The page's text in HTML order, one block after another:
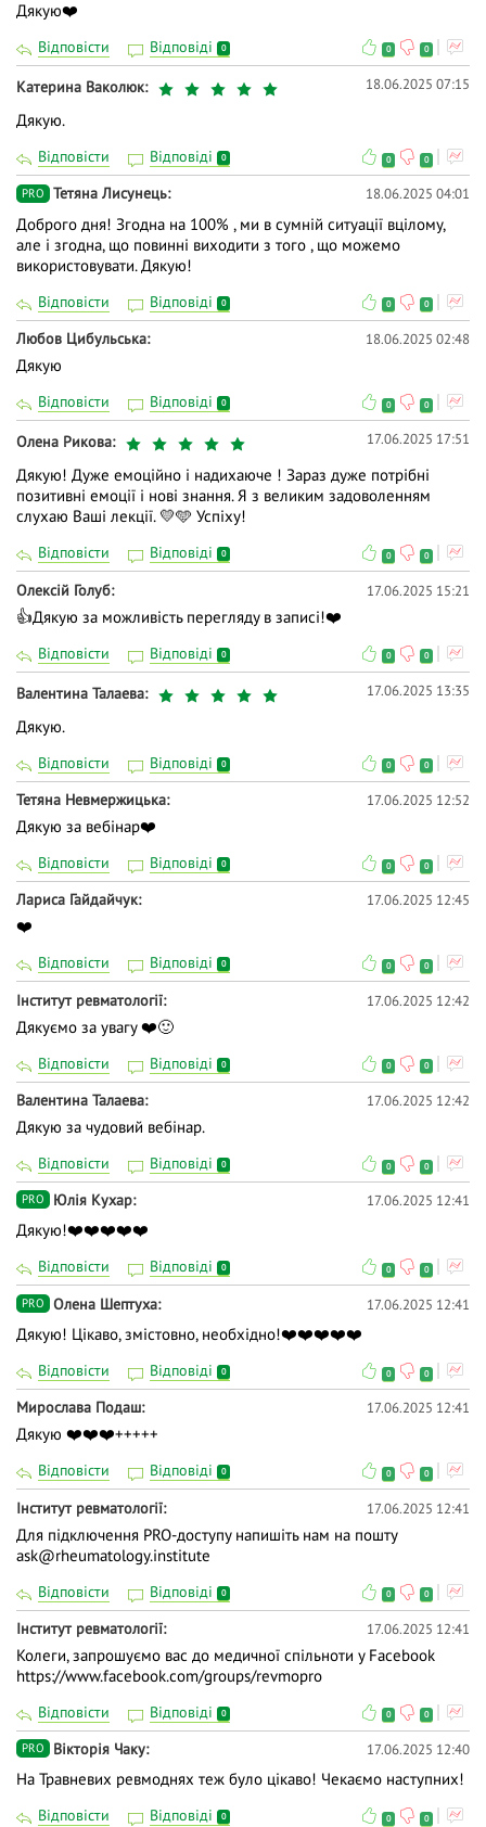
Дякую❤️
Відповісти Відповіді 0 0 0
Катерина Ваколюк 18.06.2025 07:15
Дякую.
Відповісти Відповіді 0 0 0
PRO Тетяна Лисунець 18.06.2025 04:01
Доброго дня! Згодна на 100% , ми в сумній ситуації вцілому,
але і згодна, що повинні виходити з того , що можемо
використовувати. Дякую!
Відповісти Відповіді 0 0 0
Любов Цибульська 18.06.2025 02:48
Дякую
Відповісти Відповіді 0 0 0
Олена Рикова 17.06.2025 17:51
Дякую! Дуже емоційно і надихаюче ! Зараз дуже потрібні
позитивні емоції і нові знання. Я з великим задоволенням
слухаю Ваші лекції. 💛🩵 Успіху!
Відповісти Відповіді 0 0 0
Олексій Голуб 17.06.2025 15:21
👍Дякую за можливість перегляду в записі!❤️
Відповісти Відповіді 0 0 0
Валентина Талаева 17.06.2025 13:35
Дякую.
Відповісти Відповіді 0 0 0
Тетяна Невмержицька 17.06.2025 12:52
Дякую за вебінар❤️
Відповісти Відповіді 0 0 0
Лариса Гайдайчук 17.06.2025 12:45
❤️
Відповісти Відповіді 0 0 0
Інститут ревматології 17.06.2025 12:42
Дякуємо за увагу ❤️🙂
Відповісти Відповіді 0 0 0
Валентина Талаева 17.06.2025 12:42
Дякую за чудовий вебінар.
Відповісти Відповіді 0 0 0
PRO Юлія Кухар 17.06.2025 12:41
Дякую!❤️❤️❤️❤️❤️
Відповісти Відповіді 0 0 0
PRO Олена Шептуха 17.06.2025 12:41
Дякую! Цікаво, змістовно, необхідно!❤️❤️❤️❤️❤️
Відповісти Відповіді 0 0 0
Мирослава Подаш 17.06.2025 12:41
Дякую ❤️❤️❤️+++++
Відповісти Відповіді 0 0 0
Інститут ревматології 17.06.2025 12:41
Для підключення PRO-доступу напишіть нам на пошту
ask@rheumatology.institute
Відповісти Відповіді 0 0 0
Інститут ревматології 17.06.2025 12:41
Колеги, запрошуємо вас до медичної спільноти у Facebook
https://www.facebook.com/groups/revmopro
Відповісти Відповіді 0 0 0
PRO Вiкторiя Чаку 17.06.2025 12:40
На Травневих ревмоднях теж було цікаво! Чекаємо наступних!
Відповісти Відповіді 0 0 0